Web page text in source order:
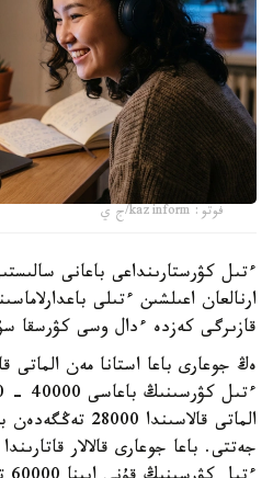
فوتو: kazinform/ج ي
ءتىل كۋرستارىنداعى باعانى
ارنالعان اعىلشىن ءتىلى
قازىرگى كەزدە ءدال وسى كۋرسقا
ەڭ جوعارى باعا استانا مەن الماتى
جەتتى. باعا جوعارى قالالار